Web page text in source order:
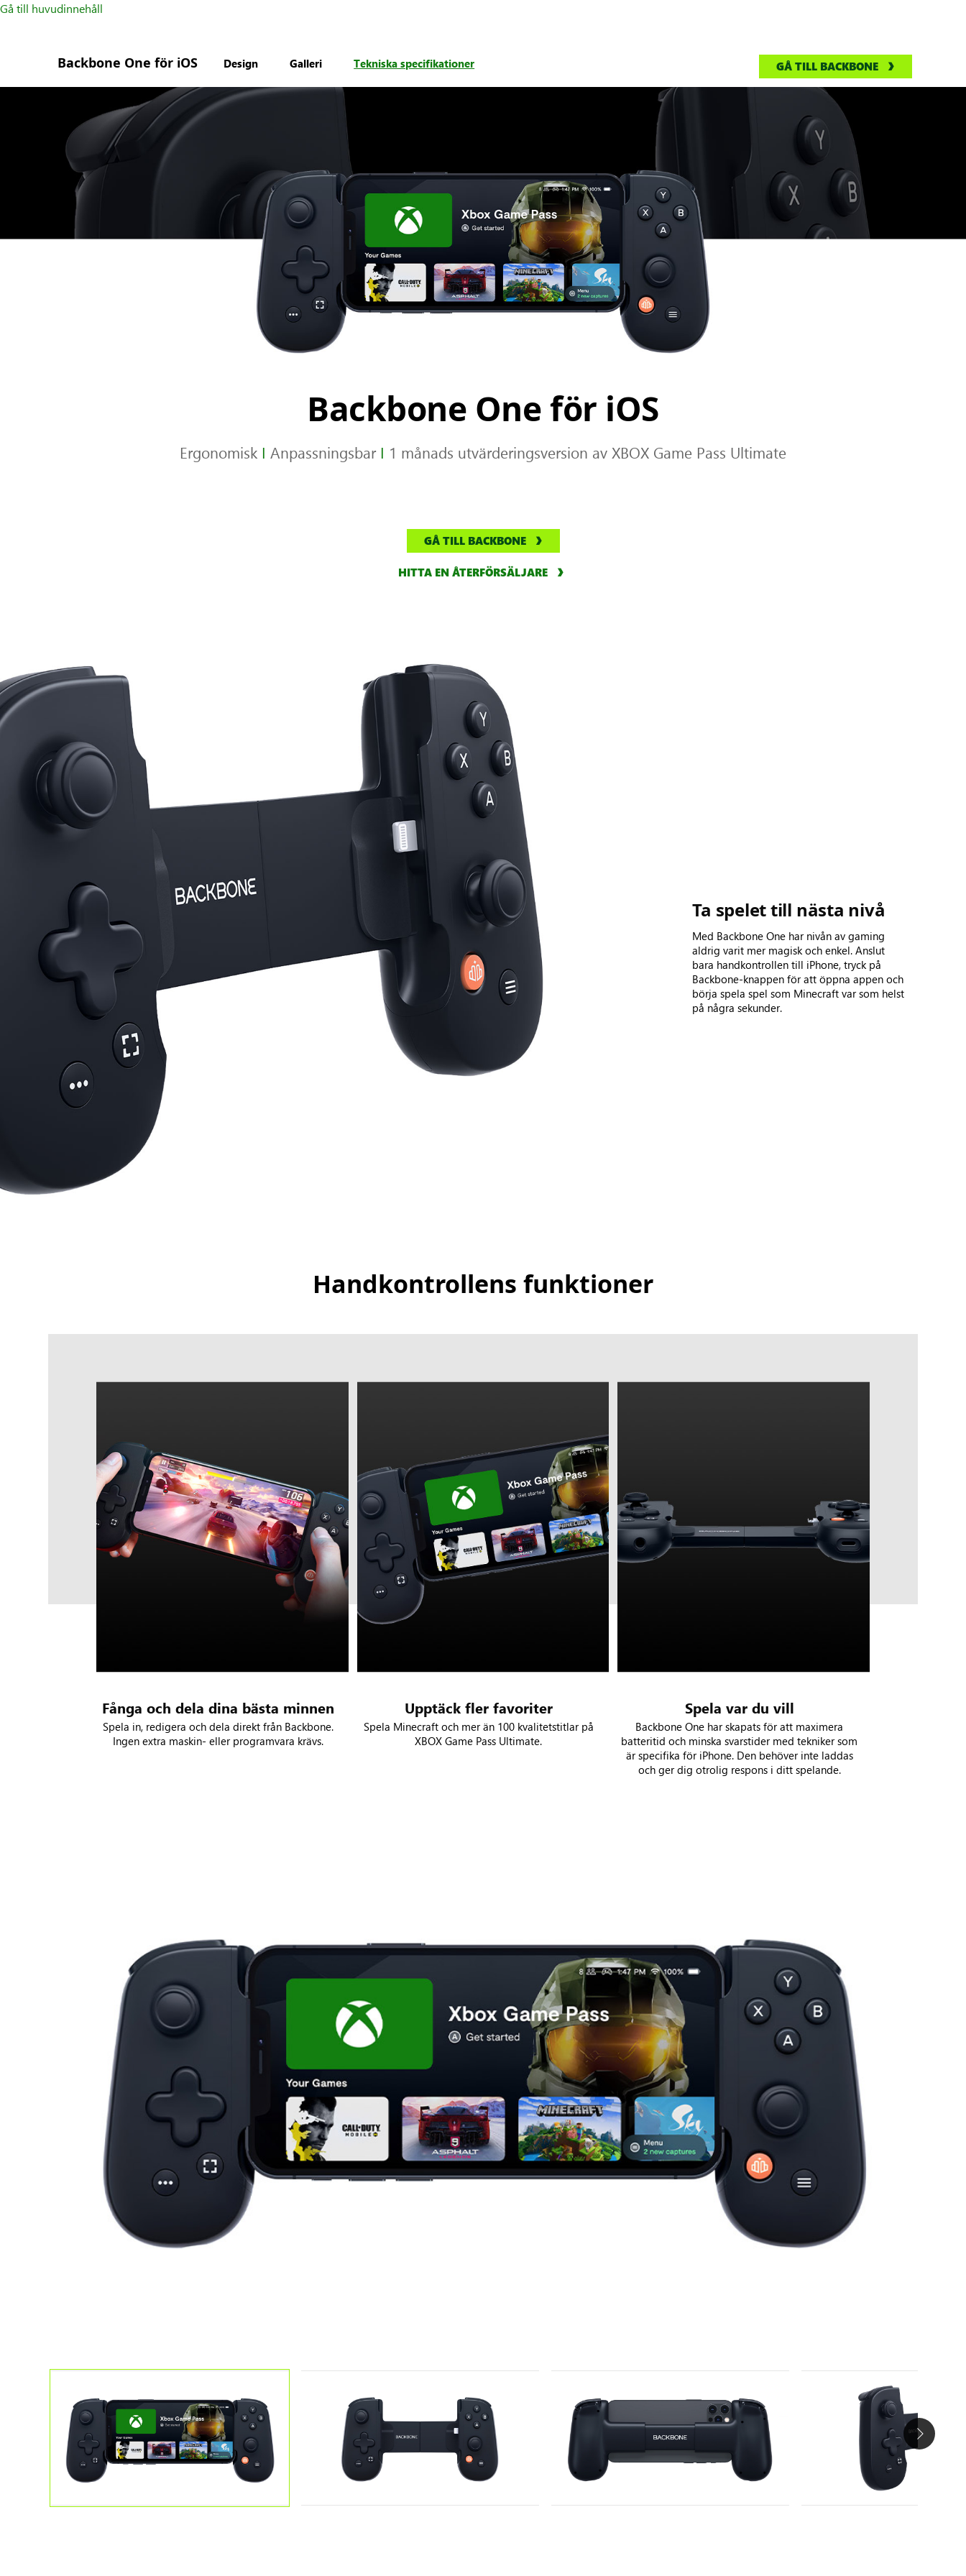
Gå till huvudinnehåll
Backbone One för iOS Design Galleri Tekniska specifikationer GÅ TILL BACKBONE
Backbone One för iOS
Ergonomisk I Anpassningsbar I 1 månads utvärderingsversion av XBOX Game Pass Ultimate
GÅ TILL BACKBONE
HITTA EN ÅTERFÖRSÄLJARE
Ta spelet till nästa nivå
Med Backbone One har nivån av gaming
aldrig varit mer magisk och enkel. Anslut
bara handkontrollen till iPhone, tryck på
Backbone-knappen för att öppna appen och
börja spela spel som Minecraft var som helst
på några sekunder.
Handkontrollens funktioner
Fånga och dela dina bästa minnen
Spela in, redigera och dela direkt från Backbone.
Ingen extra maskin- eller programvara krävs.
Upptäck fler favoriter
Spela Minecraft och mer än 100 kvalitetstitlar på
XBOX Game Pass Ultimate.
Spela var du vill
Backbone One har skapats för att maximera
batteritid och minska svarstider med tekniker som
är specifika för iPhone. Den behöver inte laddas
och ger dig otrolig respons i ditt spelande.